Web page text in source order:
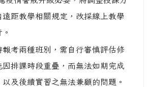
遠距教學相關規定，改採線上教學
報考兩種班別，需自行審慎評估修
因排課時段重疊，而無法如期完成
以及後續實習之無法兼顧的問題。